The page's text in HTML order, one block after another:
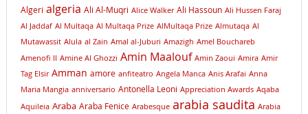
Algeri algeria Ali Al-Muqri Alice Walker Ali Hassoun Ali Hussen Faraj
Al Jaddaf Al Multaqa Al Multaqa Prize AlMultaqa Prize Almutaqa Al
Mutawassit Alula al Zain Amal al-Juburi Amazigh Amel Bouchareb
Amenofi II Amine Al Ghozzi Amin Maalouf Amin Zaoui Amira Amir
Tag Elsir Amman amore anfiteatro Angela Manca Anis Arafai Anna
Maria Mangia anniversario Antonella Leoni Appreciation Awards Aqaba
Aquileia Araba Araba Fenice Arabesque arabia saudita Arabia